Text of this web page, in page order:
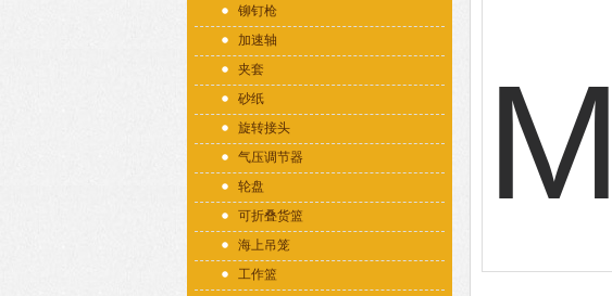
铆钉枪
加速轴
夹套
砂纸
旋转接头
气压调节器
轮盘
可折叠货篮
海上吊笼
工作篮